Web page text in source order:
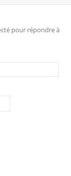
pour répondre à